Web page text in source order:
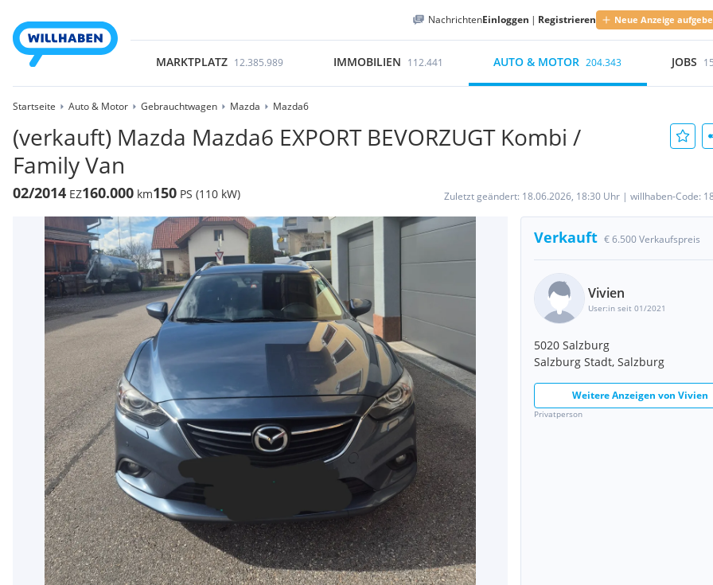
NachrichtenEinloggen | Registrieren Neue Anzeige
MARKTPLATZ 12.385.989 IMMOBILIEN 112.441 AUTO & MOTOR 204.343 JOBS
Startseite Auto & Motor Gebrauchtwagen Mazda Mazda6
(verkauft) Mazda Mazda6 EXPORT BEVORZUGT Kombi /
Family Van
02/2014 EZ160.000 km150 PS (110 kW) Zuletzt geändert: 18.06.2026, 18:30 Uhr | willhaben-Code:
Verkauft € 6.500 Verkaufspreis
Vivien
User:in seit 01/2021
5020 Salzburg
Salzburg Stadt, Salzburg
Weitere Anzeigen von Vivien
Privatperson